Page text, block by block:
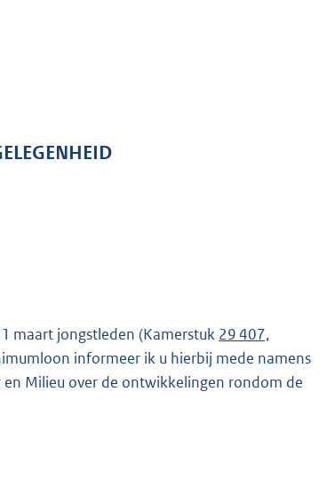
maart jongstleden (Kamerstuk 29 407,
informeer ik u hierbij mede namens
en Milieu over de ontwikkelingen rondom de